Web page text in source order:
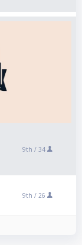
9th / 34
9th / 26